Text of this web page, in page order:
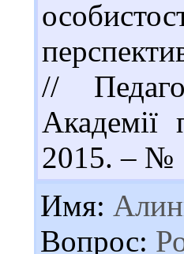
//
Академії
2015. – №
Имя:
Вопрос: